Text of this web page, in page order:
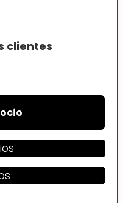
clientes